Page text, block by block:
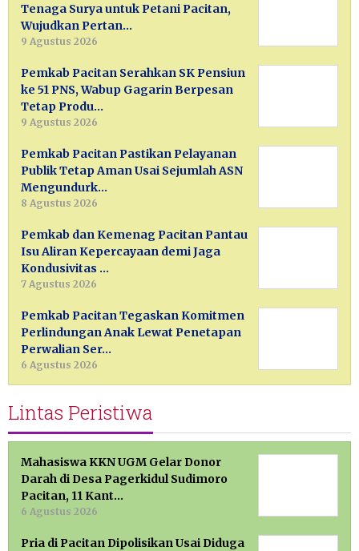
Tenaga Surya untuk Petani Pacitan,
Wujudkan Pertan…
9 Agustus 2026
Pemkab Pacitan Serahkan SK Pensiun
ke 51 PNS, Wabup Gagarin Berpesan
Tetap Produ…
9 Agustus 2026
Pemkab Pacitan Pastikan Pelayanan
Publik Tetap Aman Usai Sejumlah ASN
Mengundurk…
8 Agustus 2026
Pemkab dan Kemenag Pacitan Pantau
Isu Aliran Kepercayaan demi Jaga
Kondusivitas …
7 Agustus 2026
Pemkab Pacitan Tegaskan Komitmen
Perlindungan Anak Lewat Penetapan
Perwalian Ser…
6 Agustus 2026
Lintas Peristiwa
Mahasiswa KKN UGM Gelar Donor
Darah di Desa Pagerkidul Sudimoro
Pacitan, 11 Kant…
6 Agustus 2026
Pria di Pacitan Dipolisikan Usai Diduga